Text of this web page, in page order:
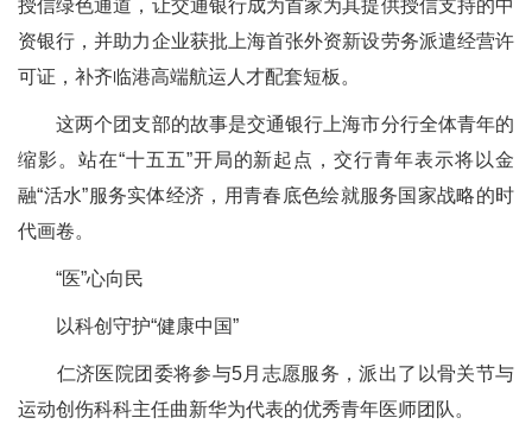
授信绿色通道，让交通银行成为首家为其提供授信支持的中
资银行，并助力企业获批上海首张外资新设劳务派遣经营许
可证，补齐临港高端航运人才配套短板。
这两个团支部的故事是交通银行上海市分行全体青年的
缩影。站在“十五五”开局的新起点，交行青年表示将以金
融“活水”服务实体经济，用青春底色绘就服务国家战略的时
代画卷。
“医”心向民
以科创守护“健康中国”
仁济医院团委将参与5月志愿服务，派出了以骨关节与
运动创伤科科主任曲新华为代表的优秀青年医师团队。